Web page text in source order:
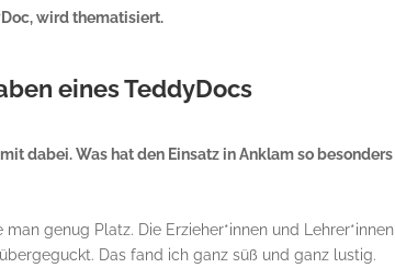
wird thematisiert.
eines TeddyDocs
dabei. Was hat den Einsatz in Anklam so besonders
genug Platz. Die Erzieher*innen und Lehrer*innen
Das fand ich ganz süß und ganz lustig.